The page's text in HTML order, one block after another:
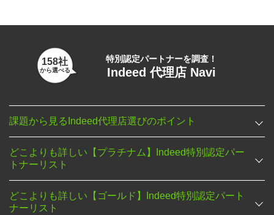
158社
から選べる
特別認定パートナーを調査！
Indeed 代理店 Navi
課題から見るIndeed代理店選びのポイント
どこよりも詳しい【プラチナム】Indeed特別認定パー
トナーリスト
どこよりも詳しい【ゴールド】Indeed特別認定パート
ナーリスト